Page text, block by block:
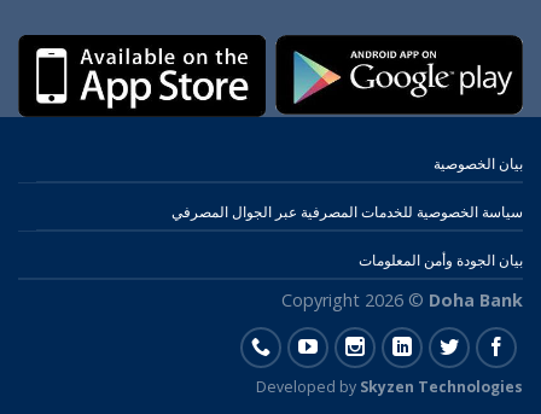
بيان الخصوصية
سياسة الخصوصية للخدمات المصرفية عبر الجوال المصرفي
بيان الجودة وأمن المعلومات
Copyright 2026 © Doha Bank
Developed by Skyzen Technologies